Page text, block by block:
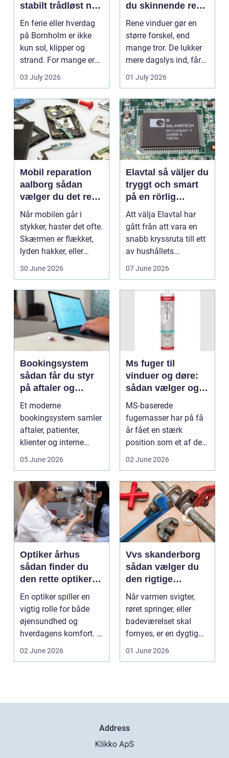
stabilt trådløst net
på klippeøen
En ferie eller hverdag
på Bornholm er ikke
kun sol, klipper og
strand. For mange er
en stabil intern...
03 July 2026
du skinnende rene
ruder året rundt
Rene vinduer gør en
større forskel, end
mange tror. De lukker
mere dagslys ind, får
hjem og erhvervs...
01 July 2026
Mobil reparation
aalborg sådan
vælger du det rette
værksted
Når mobilen går i
stykker, haster det ofte.
Skærmen er flækket,
lyden hakker, eller
batteriet løber ...
30 June 2026
Elavtal så väljer du
tryggt och smart
på en rörlig
elmarknad
Att välja Elavtal har
gått från att vara en
snabb kryssruta till ett
av hushållets
viktigaste ekonom...
07 June 2026
Bookingsystem
sådan får du styr
på aftaler og
arbejdsgange
Et moderne
bookingsystem samler
aftaler, patienter,
klienter og interne
arbejdsgange ét sted. I
05 June 2026
Ms fuger til
vinduer og døre:
sådan vælger og
bruger du dem
rigtigt
MS-baserede
fugemasser har på få
år fået en stærk
position som et af de
mest alsidige valg til
02 June 2026
Optiker århus
sådan finder du
den rette optiker i
byen
En optiker spiller en
vigtig rolle for både
øjensundhed og
hverdagens komfort. I
en by som Aarhus, h...
02 June 2026
Vvs skanderborg
sådan vælger du
den rigtige
installatør
Når varmen svigter,
røret springer, eller
badeværelset skal
fornyes, er en dygtig
VVS-installatør gu...
01 June 2026
Address